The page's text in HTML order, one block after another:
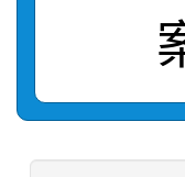
報
學
【